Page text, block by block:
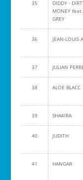
35
DIDDY -
MONEY feat.
GREY
36 JEAN-LOUIS
37 JULIAN
38 ALOE BLACC
39 SHAKIRA
40 JUDITH
41 HANGAR